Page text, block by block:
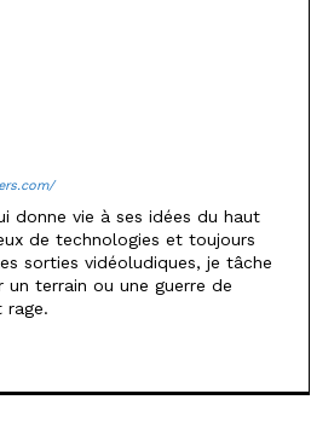
donne vie à ses idées du haut
de technologies et toujours
sorties vidéoludiques, je tâche
un terrain ou une guerre de
rage.